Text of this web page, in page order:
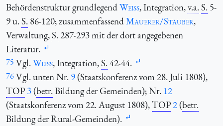
Behördenstruktur grundlegendWeiss, Integration,v.a.S. 5-
9 u.S. 86-120; zusammenfassendMauerer/Stauber,
Verwaltung,S.287-293 mit der dort angegebenen
Literatur.
75 Vgl.Weiss, Integration,S.42-44.
76Vgl. unten Nr. 9(Staatskonferenz vom 28. Juli 1808),
TOP 3(betr.Bildung der Gemeinden); Nr. 12
(Staatskonferenz vom 22. August 1808),TOP2(betr.
Bildung der Rural-Gemeinden).